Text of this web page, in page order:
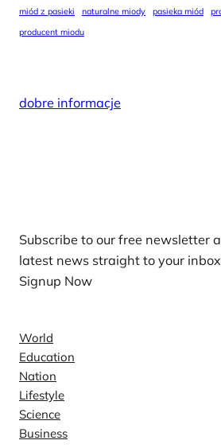
miód z pasieki
naturalne miody pasieka miód
producent miodu
dobre informacje
Subscribe to our free newsletter
latest news straight to your
Signup Now
World
Education
Nation
Lifestyle
Science
Business